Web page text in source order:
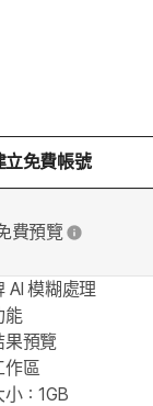
立免費帳號
費預覽
AI 模糊處理
能
果預覽
作區
：1GB